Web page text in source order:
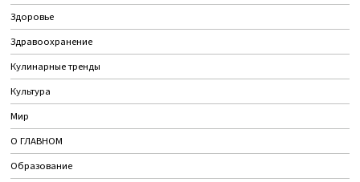
Здоровье
Здравоохранение
Кулинарные тренды
Культура
Мир
О ГЛАВНОМ
Образование